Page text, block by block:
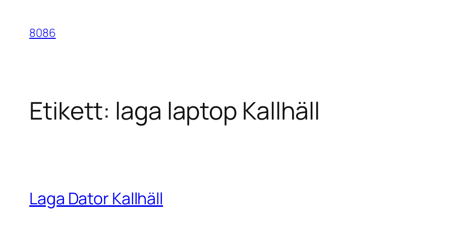
innehåll
8086
Etikett: laga laptop Kallhäll
Laga Dator Kallhäll